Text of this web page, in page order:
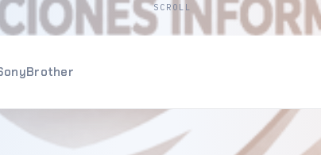
SCROLL
Brother